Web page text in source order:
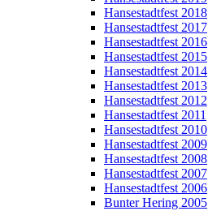
Hansestadtfest 2018
Hansestadtfest 2017
Hansestadtfest 2016
Hansestadtfest 2015
Hansestadtfest 2014
Hansestadtfest 2013
Hansestadtfest 2012
Hansestadtfest 2011
Hansestadtfest 2010
Hansestadtfest 2009
Hansestadtfest 2008
Hansestadtfest 2007
Hansestadtfest 2006
Bunter Hering 2005